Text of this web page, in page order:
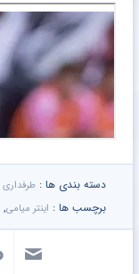
دسته بندی ها : طرفداری
برچسب ها : اینتر میامی,